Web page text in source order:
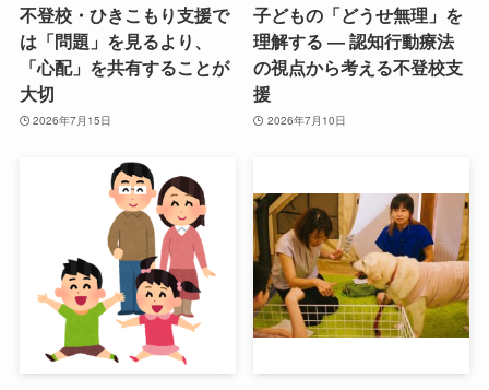
不登校・ひきこもり支援で
は「問題」を見るより、
「心配」を共有することが
大切
2026年7月15日
子どもの「どうせ無理」を
理解する ― 認知行動療法
の視点から考える不登校支
援
2026年7月10日